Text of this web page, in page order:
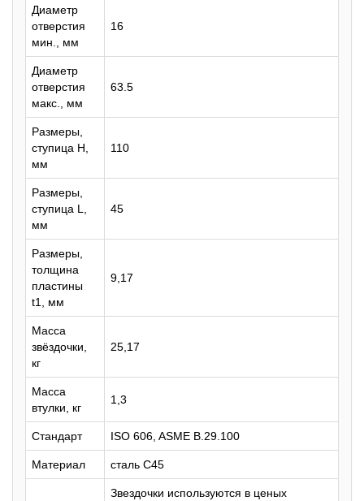
Диаметр
отверстия
мин., мм
16
Диаметр
отверстия
макс., мм
63.5
Размеры,
ступица H,
мм
110
Размеры,
ступица L,
мм
45
Размеры,
толщина
пластины
t1, мм
9,17
Масса
звёздочки,
кг
25,17
Масса
втулки, кг
1,3
Стандарт ISO 606, ASME B.29.100
Материал сталь C45
Звездочки используются в ценых